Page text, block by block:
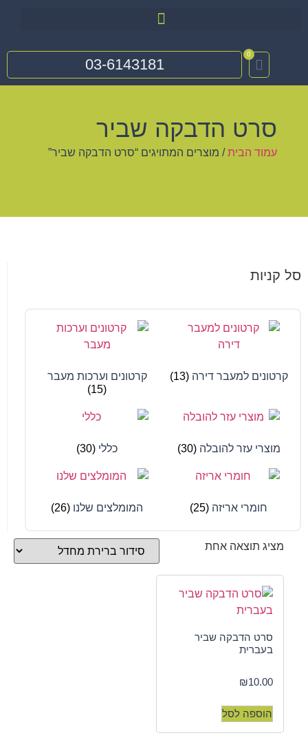
0
03-6143181
סרט הדבקה שביר
עמוד הבית/ מוצרים המתויגים “סרט הדבקה שביר”
סל קניות
קרטונים למעבר דירה(13)
קרטונים וערכות מעבר
(15)
מוצרי עזר להובלה(30) כללי (30)
חומרי אריזה (25) המומלצים שלנו (26)
מציג תוצאה אחת
סרט הדבקה שביר
בעברית
₪10.00
הוספה לסל